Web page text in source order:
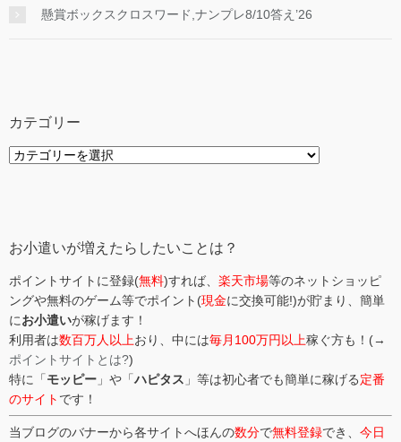
懸賞ボックスクロスワード,ナンプレ8/10答え’26
カテゴリー
カ
お小遣いが増えたらしたいことは？
ポイントサイトに登録(無料)すれば、 楽天市場等のネットショッピ
ングや無料のゲーム等でポイント(現金に交換可能!)が貯まり、簡単
にお小遣いが稼げます！
利用者は数百万人以上おり、中には毎月100万円以上稼ぐ方も！(→
ポイントサイトとは?)
特に「モッピー 」や「ハピタス 」等は初心者でも簡単に稼げる定番
のサイト です！
当ブログのバナーから各サイトへほんの数分で無料登録でき、 今日